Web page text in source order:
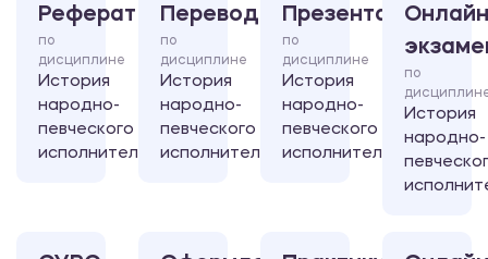
Реферат
по
дисциплине
История
народно-
певческого
исполнительства
Перевод
по
дисциплине
История
народно-
певческого
исполнительства
Презентация
по
дисциплине
История
народно-
певческого
исполнительства
по
История
народно-